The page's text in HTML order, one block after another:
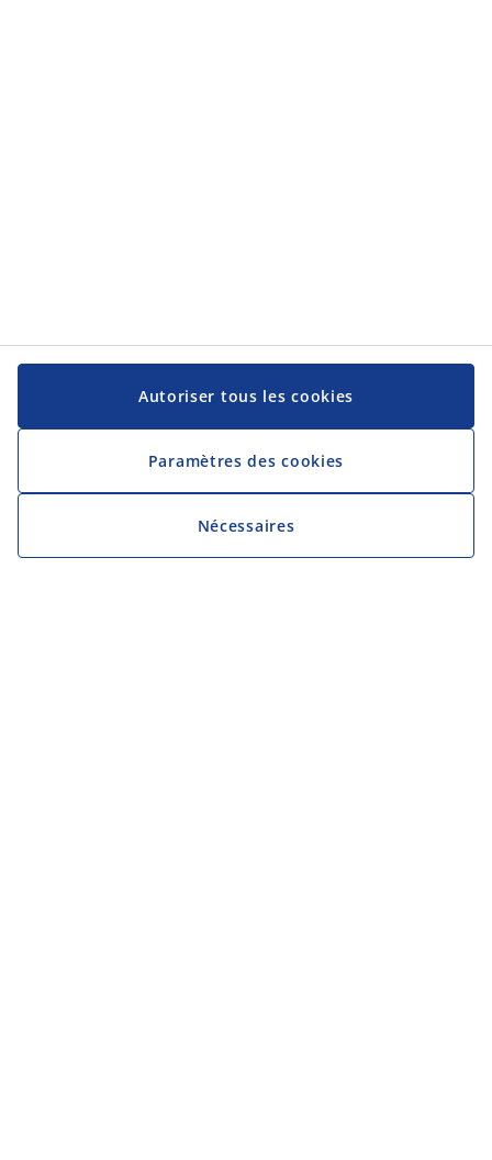
Autoriser tous les cookies
Paramètres des cookies
Nécessaires